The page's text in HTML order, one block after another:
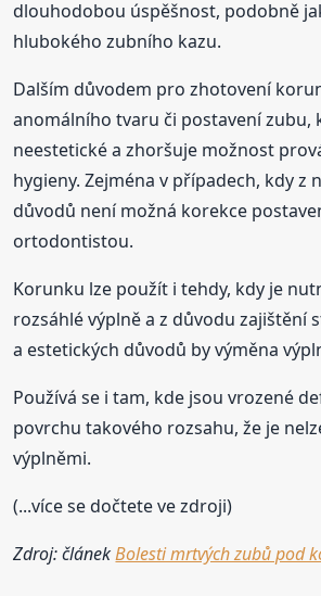
dlouhodobou úspěšnost, podobně
hlubokého zubního kazu.
Dalším důvodem pro zhotovení
anomálního tvaru či postavení zubu,
neestetické a zhoršuje možnost
hygieny. Zejména v případech, kdy z
důvodů není možná korekce
ortodontistou.
Korunku lze použít i tehdy, kdy je
rozsáhlé výplně a z důvodu zajištění
a estetických důvodů by výměna
Používá se i tam, kde jsou vrozené
povrchu takového rozsahu, že je
výplněmi.
(...více se dočtete ve zdroji)
Zdroj: článekBolesti mrtvých zubů pod